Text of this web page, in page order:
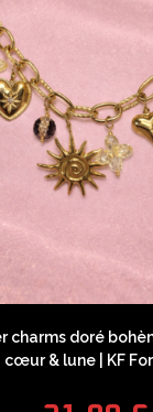
charms doré
cœur & lune | KF